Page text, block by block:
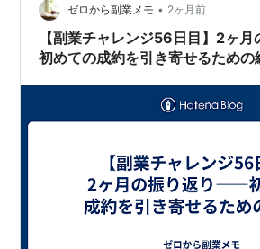
ゼロから副業メモ • 2ヶ月前
【副業チャレンジ56日目】2ヶ
初めての成約を引き寄せるための